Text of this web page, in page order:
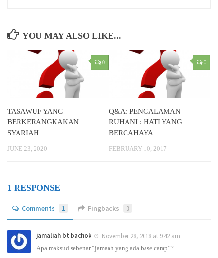
YOU MAY ALSO LIKE...
0
TASAWUF YANG
BERKERANGKAKAN
SYARIAH
JUNE 23, 2020
0
Q&A: PENGALAMAN
RUHANI : HATI YANG
BERCAHAYA
FEBRUARY 10, 2017
1 RESPONSE
Comments 1 Pingbacks 0
jamaliah bt bachok November 28, 2018 at 9:42 am
Apa maksud sebenar “jamaah yang ada base camp”?